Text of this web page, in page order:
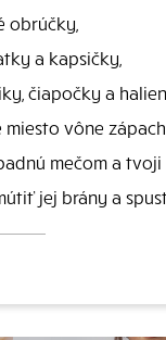
obrúčky,
a kapsičky,
čiapočky a
vône
mečom a
jej brány a